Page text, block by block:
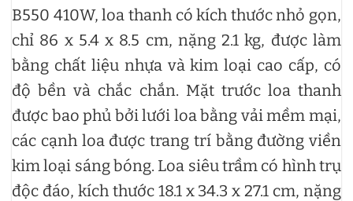
B550 410W, loa thanh có kích thước nhỏ gọn,
chỉ 86 x 5.4 x 8.5 cm, nặng 2.1 kg, được làm
bằng chất liệu nhựa và kim loại cao cấp, có
độ bền và chắc chắn. Mặt trước loa thanh
được bao phủ bởi lưới loa bằng vải mềm mại,
các cạnh loa được trang trí bằng đường viền
kim loại sáng bóng. Loa siêu trầm có hình trụ
độc đáo, kích thước 18.1 x 34.3 x 27.1 cm, nặng